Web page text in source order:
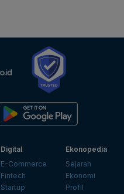
Digital
E-Commerce
Fintech
Startup
Ekonopedia
Sejarah
Ekonomi
Profil